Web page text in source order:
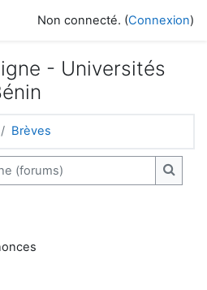
Non connecté. (Connexion)
- Universités
Brèves
(forums)